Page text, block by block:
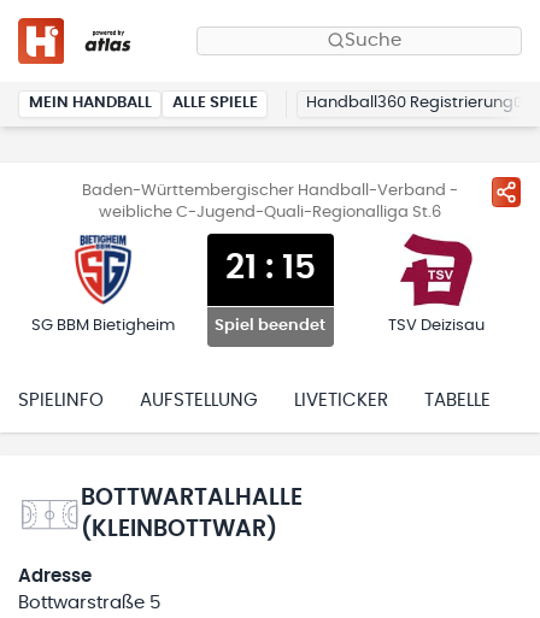
Suche
MEIN HANDBALL ALLE SPIELE Handball360 Registrierung
Baden-Württembergischer Handball-Verband -
weibliche C-Jugend-Quali-Regionalliga St.6
SG BBM Bietigheim
21 : 15
Spiel beendet TSV Deizisau
SPIELINFO AUFSTELLUNG LIVETICKER TABELLE
BOTTWARTALHALLE
(KLEINBOTTWAR)
Adresse
Bottwarstraße 5